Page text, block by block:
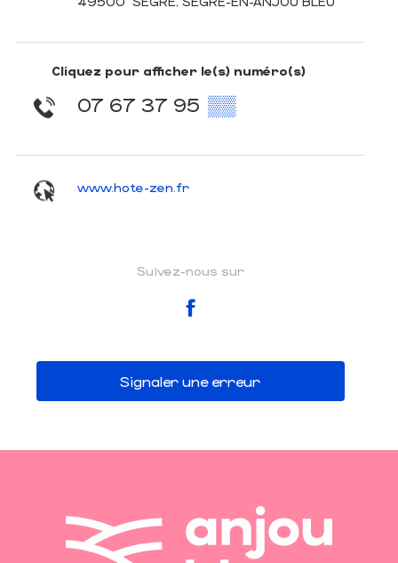
Cliquez pour afficher le(s) numéro(s)
07 67 37 95 ▒▒
www.hote-zen.fr
Suivez-nous sur
Signaler une erreur